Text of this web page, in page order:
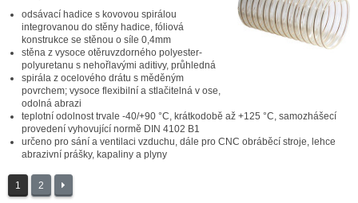
odsávací hadice s kovovou spirálou
integrovanou do stěny hadice, fóliová
konstrukce se stěnou o síle 0,4mm
stěna z vysoce otěruvzdorného polyester-
polyuretanu s nehořlavými aditivy, průhledná
spirála z ocelového drátu s měděným
povrchem; vysoce flexibilní a stlačitelná v ose,
odolná abrazi
teplotní odolnost trvale -40/+90 °C, krátkodobě až +125 °C, samozhášecí
provedení vyhovující normě DIN 4102 B1
určeno pro sání a ventilaci vzduchu, dále pro CNC obráběcí stroje, lehce
abrazivní prášky, kapaliny a plyny
1 2